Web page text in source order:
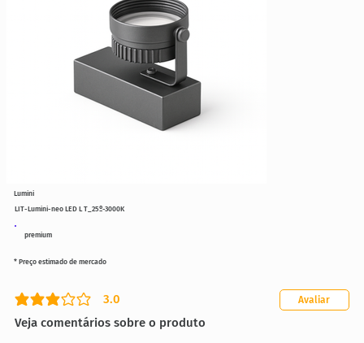
premium
LIT-Lumini-neo LED L T_25º-3000K
3.0
classificação média é 3 de 5
Veja comentários sobre o produto
Avaliar
* Preço estimado de mercado
Lumini